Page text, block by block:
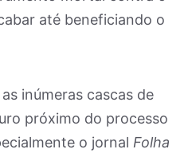
até beneficiando o
inúmeras cascas de
próximo do processo
o jornal Folha